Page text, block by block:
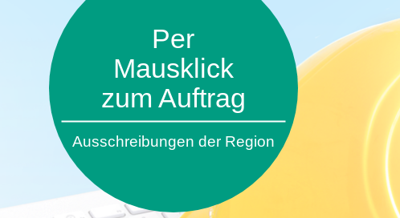
Per
Mausklick
zum Auftrag
Ausschreibungen der Region